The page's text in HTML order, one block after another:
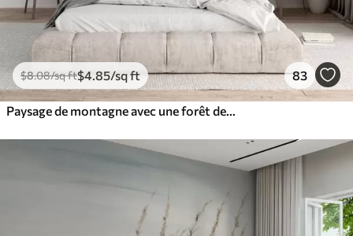
$8.08/sq ft$4 .85/sq ft 83